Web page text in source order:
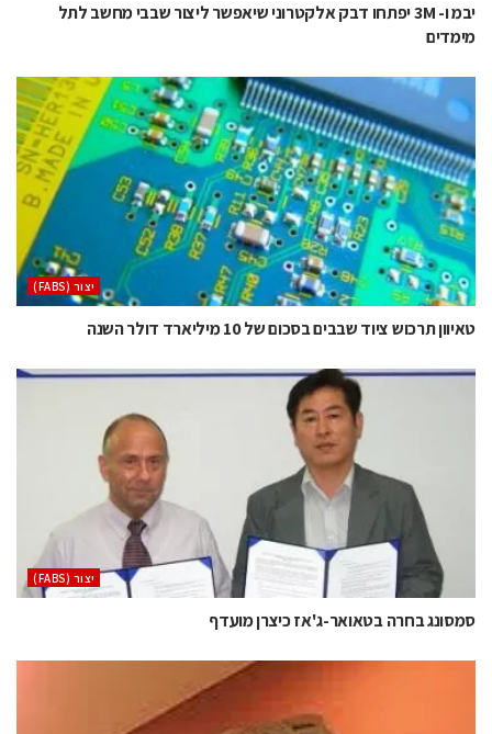
יבמ ו- 3M יפתחו דבק אלקטרוני שיאפשר ליצור שבבי מחשב לתל
מימדים
‫יצור (‪(FABS‬‬
טאיוון תרכוש ציוד שבבים בסכום של 10 מיליארד דולר השנה
‫יצור (‪(FABS‬‬
סמסונג בחרה בטאואר-ג'אז כיצרן מועדף